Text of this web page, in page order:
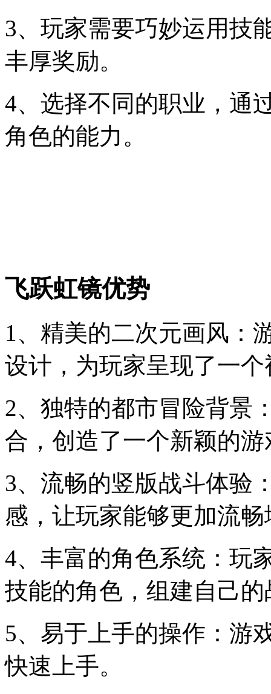
3、玩家需要巧妙运用技
丰厚奖励。
4、选择不同的职业，通
角色的能力。
飞跃虹镜优势
1、精美的二次元画风：
设计，为玩家呈现了一
2、独特的都市冒险背景
合，创造了一个新颖的
3、流畅的竖版战斗体验
感，让玩家能够更加流
4、丰富的角色系统：玩
技能的角色，组建自己
5、易于上手的操作：游
快速上手。